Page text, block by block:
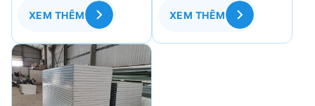
XEM THÊM XEM THÊM